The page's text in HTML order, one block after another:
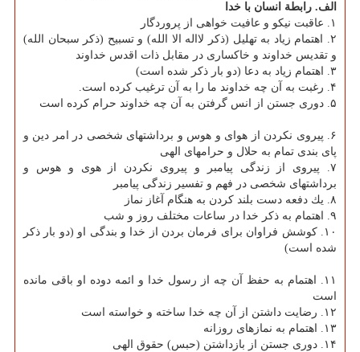
الف. رابطة انسان با خدا
۱. عاقبت نیكو و عافیت خواهی از پروردگار
۲. اهتمام زیاد به تهلیل (ذكر لااله الا الله) و تسبیح (ذكر سبحان الله)
و تقدیس خداوند و خاكساری در مقابل ذات اقدس خداوند
۳. اهتمام زیاد به دعا (دو بار ذكر شده است)
۴. رغبت به آن چه خداوند ما را به آن ترغیب كرده است.
۵. دوری جستن از انس گرفتن به آن چه خداوند حرام كرده است
۶. پیروی نكردن از هوای و هوس و برداشتهای شخصی در امر دین و
پای بندی تمام به حلال و حرامهای الهی
۷. پیروی از زندگی پیامبر و پیروی نكردن از هوی و هوس و
برداشتهای شخصی در فهم و تفسیر زندگی پیامبر
۸. یك دفعه دست بلند كردن به هنگام آغاز نماز
۹. اهتمام به ذكر خدا در ساعات مختلف روز و شب
۱۰. كوشش فراوان برای فرمان بردن از خدا و بندگی او (دو بار ذكر
شده است)
۱۱. اهتمام به حفظ آن چه از رسول خدا و ائمه دوده او باقی مانده
است
۱۲. رضایت داشتن از آن چه خدا ساخته و خواسته است
۱۳. اهتمام به نمازهای روزانه
۱۴. دوری جستن از بازداشتن (حبس) حقوق الهی